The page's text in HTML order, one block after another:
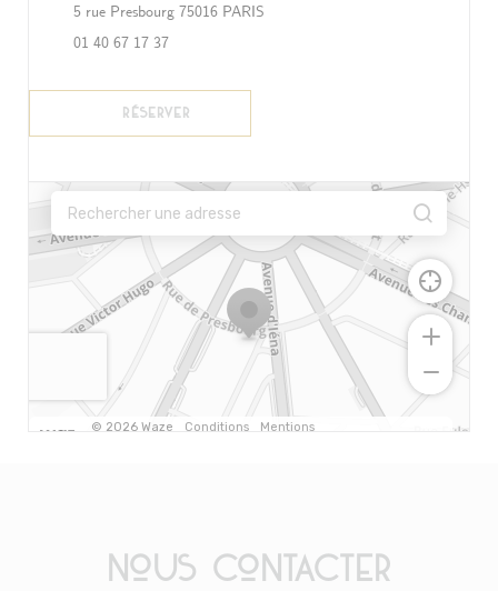
5 rue Presbourg 75016 PARIS
01 40 67 17 37
RÉSERVER
Nous contacter